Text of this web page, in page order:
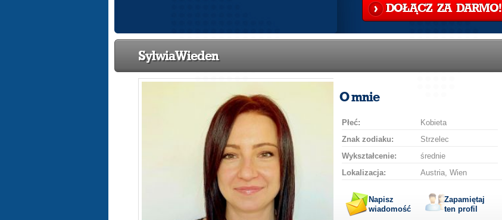
DOŁĄCZ ZA DARMO!
SylwiaWieden
O mnie
Płeć: Kobieta
Znak zodiaku:
Strzelec
Wykształcenie:
średnie
Lokalizacja:
Austria, Wien
Napisz
wiadomość
Zapamiętaj
ten profil